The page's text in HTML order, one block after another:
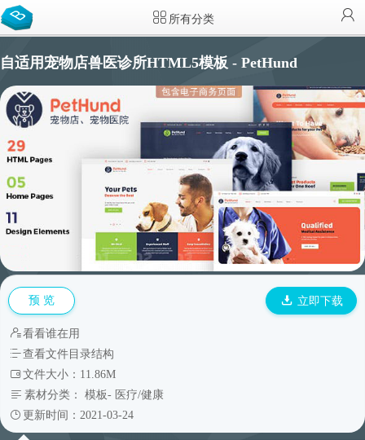
所有分类
自适用宠物店兽医诊所HTML5模板 - PetHund
预 览 立即下载
看看谁在用
查看文件目录结构
文件大小：11.86M
素材分类： 模板- 医疗/健康
更新时间：2021-03-24